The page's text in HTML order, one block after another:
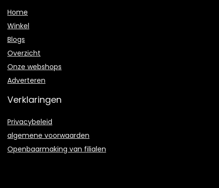
Home
Winkel
Blogs
Overzicht
Onze webshops
Adverteren
Verklaringen
Privacybeleid
algemene voorwaarden
Openbaarmaking van filialen